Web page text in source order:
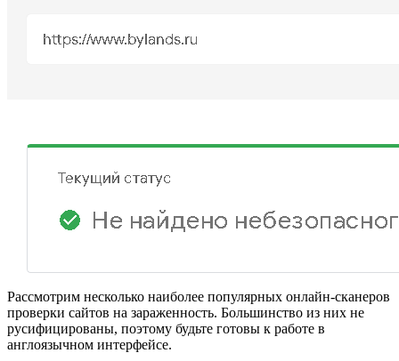
Рассмотрим несколько наиболее популярных онлайн-сканеров
проверки сайтов на зараженность. Большинство из них не
русифицированы, поэтому будьте готовы к работе в
англоязычном интерфейсе.